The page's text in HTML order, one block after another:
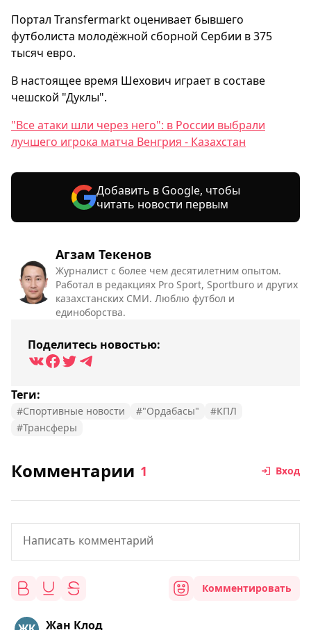
Агзам Текенов
Журналист с более чем десятилетним опытом.
Работал в редакциях Pro Sport, Sportburo и других
казахстанских СМИ. Люблю футбол и
единоборства.
Поделитесь новостью:
Теги:
#Спортивные новости #"Ордабасы"
#КПЛ
#Трансферы
Портал Transfermarkt оценивает бывшего
футболиста молодёжной сборной Сербии в 375
тысяч евро.
В настоящее время Шехович играет в составе
чешской "Дуклы".
"Все атаки шли через него": в России выбрали
лучшего игрока матча Венгрия - Казахстан
Добавить в Google, чтобы
читать новости первым
Комментарии 1 Вход
Комментировать
Жан Клод